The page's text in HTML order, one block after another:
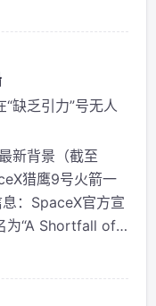
缺乏引力”号无人
新背景（截至
猎鹰9号火箭一
：SpaceX官方宣
为“A Shortfall of
又一次火箭回收